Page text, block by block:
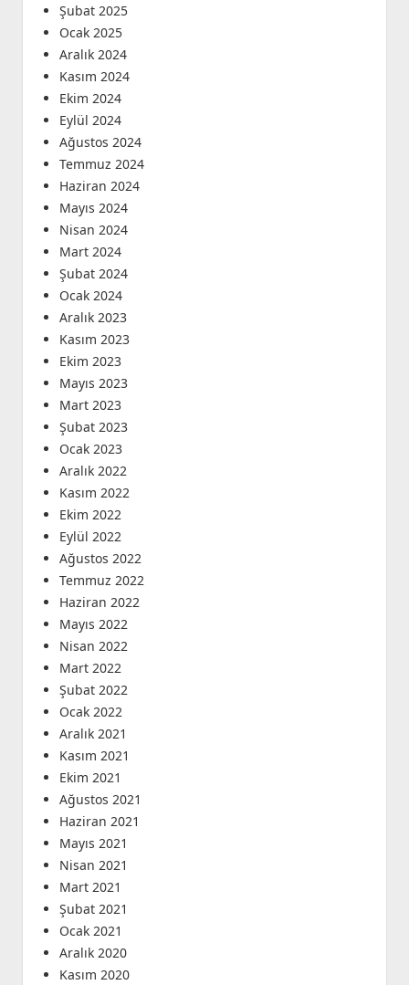
Şubat 2025
Ocak 2025
Aralık 2024
Kasım 2024
Ekim 2024
Eylül 2024
Ağustos 2024
Temmuz 2024
Haziran 2024
Mayıs 2024
Nisan 2024
Mart 2024
Şubat 2024
Ocak 2024
Aralık 2023
Kasım 2023
Ekim 2023
Mayıs 2023
Mart 2023
Şubat 2023
Ocak 2023
Aralık 2022
Kasım 2022
Ekim 2022
Eylül 2022
Ağustos 2022
Temmuz 2022
Haziran 2022
Mayıs 2022
Nisan 2022
Mart 2022
Şubat 2022
Ocak 2022
Aralık 2021
Kasım 2021
Ekim 2021
Ağustos 2021
Haziran 2021
Mayıs 2021
Nisan 2021
Mart 2021
Şubat 2021
Ocak 2021
Aralık 2020
Kasım 2020